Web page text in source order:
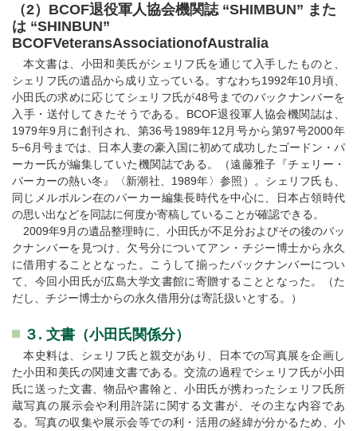
（2）BCOF退役軍人協会機関誌 “SHIMBUN” また
は “SHINBUN”
BCOFVeteransAssociationofAustralia
本文書は、小田和美氏がシェリフ氏を通じて入手したものと、
シェリフ氏の遺品から成り立っている。すなわち1992年10月頃、
小田氏の求めに応じてシェリフ氏が48号までのバックナンバーを
入手・送付してきたそうである。BCOF退役軍人協会機関誌は、
1979年9月に創刊され、第36号1989年12月号から第97号2000年
5−6月号までは、日本人妻の豪入国に初めて成功したゴードン・パ
ーカー氏が編集していた機関誌である。（遠藤雅子『チェリー・
パーカーの熱い冬』〈新潮社、1989年〉参照）。シェリフ氏も、
同じメルボルン在のパーカー編集長時代を中心に、日本占領時代
の思い出などを同誌に何度か寄稿していることが確認できる。
2009年9月の遺品整理時に、小田氏が不足分およびその後のバッ
クナンバーを見つけ、欠号分についてアン・チジー博士から永久
に借用することとなった。こうして揃ったバックナンバーについ
て、今回小田氏が広島大学文書館に寄贈することとなった。（た
だし、チジー博士からの永久借用分は寄託扱いとする。）
３. 文書（小田氏関係分）
本史料は、シェリフ氏と親交があり、日本での写真展を企画し
た小田和美氏の関連文書である。交流の過程でシェリフ氏が小田
氏に送った文書、物品や書翰と、小田氏が携わったシェリフ氏所
蔵写真の展示会や利用許諾に関する文書が、その主な内容であ
る。写真の収集や展示会等での利・活用の経緯が分かるため、小